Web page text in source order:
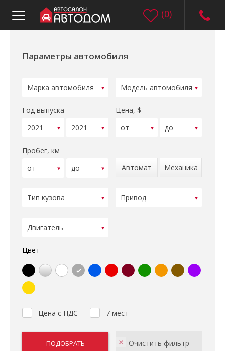
(0)
Параметры автомобиля
Год выпуска Цена, $
Пробег, км
Автомат
Механика
Цвет
Цена с НДС 7 мест